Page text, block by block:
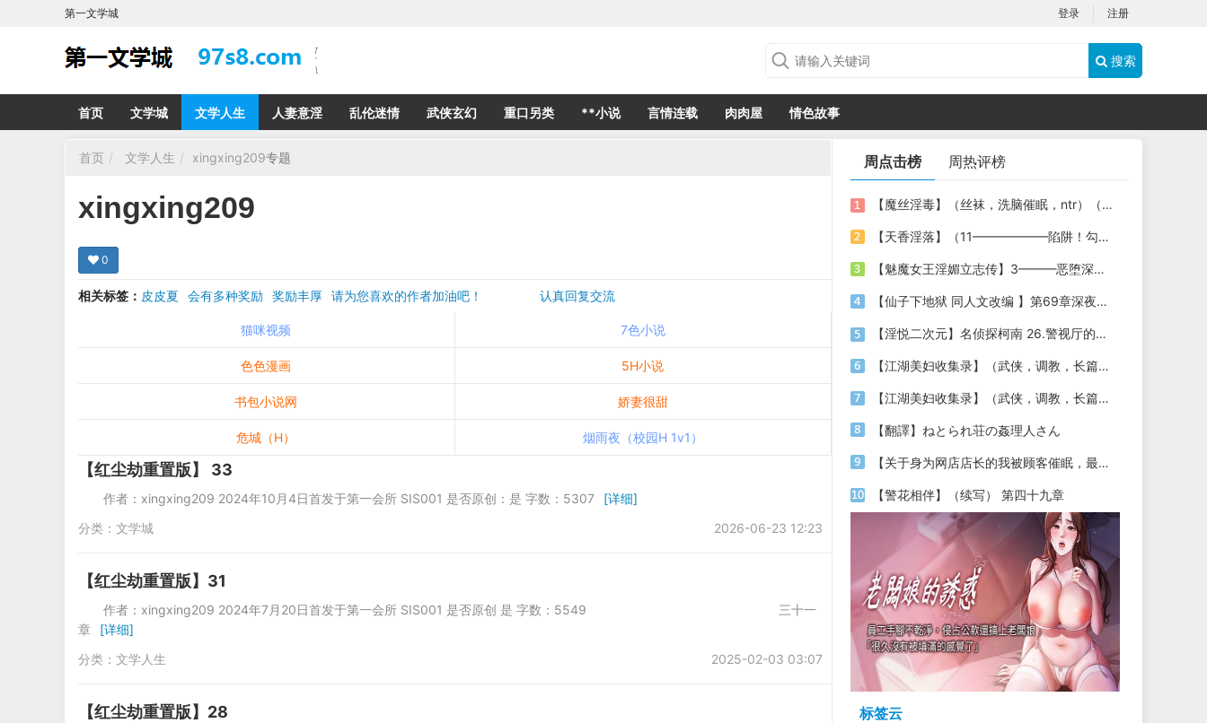
第一文学城 登录 注册
搜索
首页 文学城 文学人生 人妻意淫 乱伦迷情 武侠玄幻 重口另类 **小说 言情连载 肉肉屋 情色故事
首页 文学人生 xingxing209专题
xingxing209
0
相关标签： 皮皮夏 会有多种奖励 奖励丰厚 请为您喜欢的作者加油吧！ 认真回复交流
猫咪视频
7色小说
色色漫画 5H小说
书包小说网 娇妻很甜
危城（H） 烟雨夜（校园H 1v1）
【红尘劫重置版】 33
作者：xingxing209 2024年10月4日首发于第一会所 SIS001 是否原创：是 字数：5307
[详细]
2026-06-23 12:23
分类： 文学城
【红尘劫重置版】31
作者：xingxing209 2024年7月20日首发于第一会所 SIS001 是否原创 是 字数：5549 三十一
章
[详细]
2025-02-03 03:07
分类： 文学人生
【红尘劫重置版】28
周点击榜 周热评榜
【魔丝淫毒】（丝袜，洗脑催眠，ntr）（24）（我不想）
【天香淫落】（11——————陷阱！勾结的警局调教（下））
【魅魔女王淫媚立志传】3———恶堕深渊的开端
【仙子下地狱 同人文改编 】第69章深夜窥淫戏 交心与交性(二)(纯爱+各种情趣玩法)
【淫悦二次元】名侦探柯南 26.警视厅的隐藏淫娃
【江湖美妇收集录】（武侠，调教，长篇）（6）（师娘篇）
【江湖美妇收集录】（武侠，调教，长篇）（13）（下山历练篇）
【翻譯】ねとられ荘の姦理人さん
【关于身为网店店长的我被顾客催眠，最终堕落为丝袜发情母狗这件事】（18～20）
【警花相伴】（续写） 第四十九章
标签云